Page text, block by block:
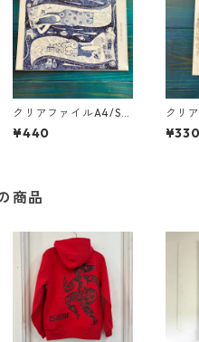
クリアファイルA4/SP
ACE TOURS
¥440
クリ
い夢
商品